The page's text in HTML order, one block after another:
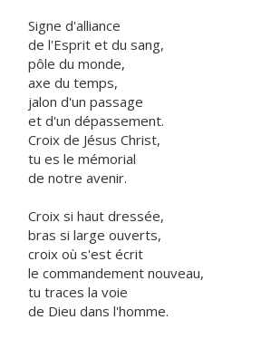
Signe d'alliance
de l'Esprit et du sang,
pôle du monde,
axe du temps,
jalon d'un passage
et d'un dépassement.
Croix de Jésus Christ,
tu es le mémorial
de notre avenir.
Croix si haut dressée,
bras si large ouverts,
croix où s'est écrit
le commandement nouveau,
tu traces la voie
de Dieu dans l'homme.